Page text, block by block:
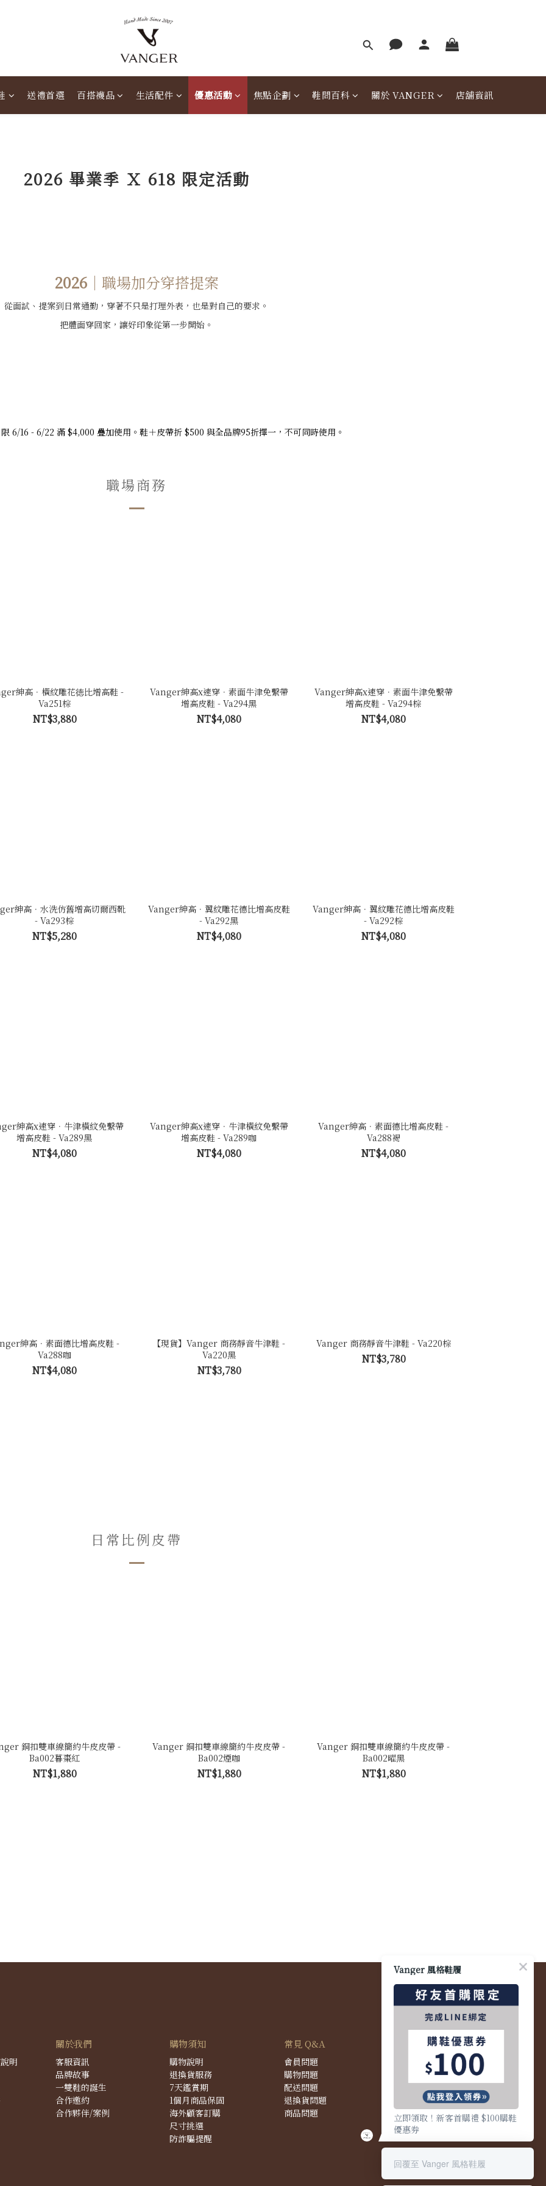
送禮首選 百搭襪品 生活配件 優惠活動 焦點企劃 鞋問百科 關於 VANGER 店舖資訊
2026 畢業季 Ｘ 618 限定活動
2026 ｜ 職場加分穿搭提案
從面試、提案到日常通勤，穿著不只是打理外表，也是對自己的要求。
把體面穿回家，讓好印象從第一步開始。
6/16 - 6/22 滿 $4,000 疊加使用。鞋＋皮帶折 $500 與全品牌95折擇一，不可同時使用。
職場商務
紳高．橫紋雕花徳比增高鞋 -
Va251棕
NT$3,880
Vanger紳高x速穿．素面牛津免繫帶
增高皮鞋 - Va294黑
NT$4,080
Vanger紳高x速穿．素面牛津免繫帶
增高皮鞋 - Va294棕
NT$4,080
紳高．水洗仿舊增高切爾西靴
- Va293棕
NT$5,280
Vanger紳高．翼紋雕花德比增高皮鞋
- Va292黑
NT$4,080
Vanger紳高．翼紋雕花德比增高皮鞋
- Va292棕
NT$4,080
紳高x速穿．牛津橫紋免繫帶
增高皮鞋 - Va289黑
NT$4,080
Vanger紳高x速穿．牛津橫紋免繫帶
增高皮鞋 - Va289咖
NT$4,080
Vanger紳高．素面德比增高皮鞋 -
Va288褐
NT$4,080
紳高．素面德比增高皮鞋 -
Va288咖
NT$4,080
【現貨】Vanger 商務靜音牛津鞋 -
Va220黑
NT$3,780
Vanger 商務靜音牛津鞋 - Va220棕
NT$3,780
日常比例皮帶
銅扣雙車線簡約牛皮皮帶 -
Ba002暮棗紅
NT$1,880
Vanger 銅扣雙車線簡約牛皮皮帶 -
Ba002煙咖
NT$1,880
Vanger 銅扣雙車線簡約牛皮皮帶 -
Ba002曜黑
NT$1,880
明
關於我們
客服資訊
品牌故事
一雙鞋的誕生
合作邀約
合作夥伴/案例
購物須知
購物說明
退換貨服務
7天鑑賞期
1個月商品保固
海外顧客訂購
尺寸挑選
防詐騙提醒
常見 Q&A
會員問題
購物問題
配送問題
退換貨問題
商品問題
Vanger 風格鞋履
立即領取！新客首購禮 $100購鞋
優惠券
回覆至 Vanger 風格鞋履